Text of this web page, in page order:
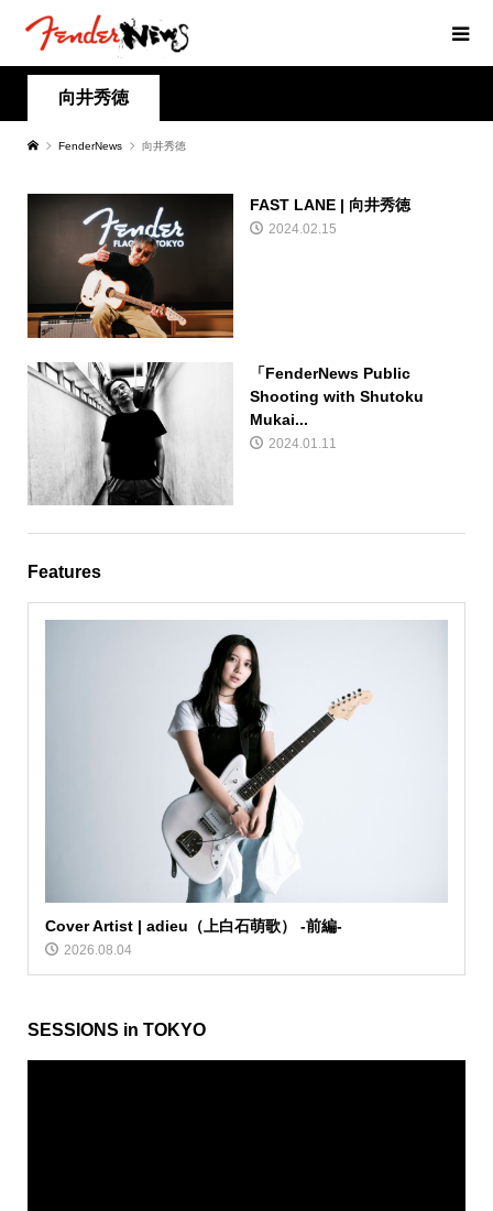
向井秀徳
FenderNews 向井秀徳
FAST LANE | 向井秀徳
2024.02.15
「FenderNews Public
Shooting with Shutoku
Mukai...
2024.01.11
Features
Cover Artist | adieu（上白石萌歌） -前編-
2026.08.04
SESSIONS in TOKYO